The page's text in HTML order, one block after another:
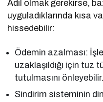
Adil olmak gerekirse,
uyguladıklarında kısa
hissedebilir:
Ödemin azalması:
uzaklaşıldığı için tuz
tutulmasını önleyebilir.
Sindirim sisteminin